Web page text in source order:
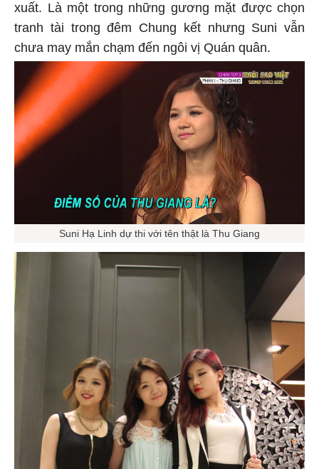
xuất. Là một trong những gương mặt được chọn
tranh tài trong đêm Chung kết nhưng Suni vẫn
chưa may mắn chạm đến ngôi vị Quán quân.
Suni Hạ Linh dự thi với tên thật là Thu Giang